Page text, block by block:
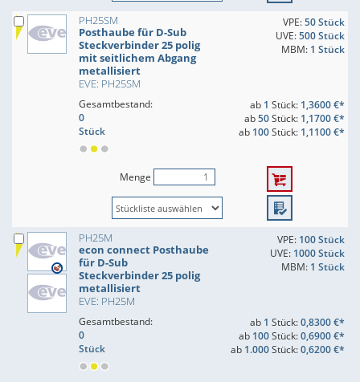
PH25SM
Posthaube für D-Sub
Steckverbinder 25 polig
mit seitlichem Abgang
metallisiert
EVE: PH25SM
VPE:50 Stück
UVE:500 Stück
MBM: 1 Stück
Gesamtbestand:
0
Stück
ab 1 Stück: 1,3600 €*
ab50Stück: 1,1700 €*
ab 100Stück: 1,1100 €*
Menge
PH25M
econ connect Posthaube
für D-Sub
Steckverbinder 25 polig
metallisiert
EVE: PH25M
VPE: 100 Stück
UVE: 1000 Stück
MBM: 1 Stück
Gesamtbestand:
0
Stück
ab 1 Stück:0,8300 €*
ab 100Stück:0,6900 €*
ab 1.000Stück:0,6200 €*